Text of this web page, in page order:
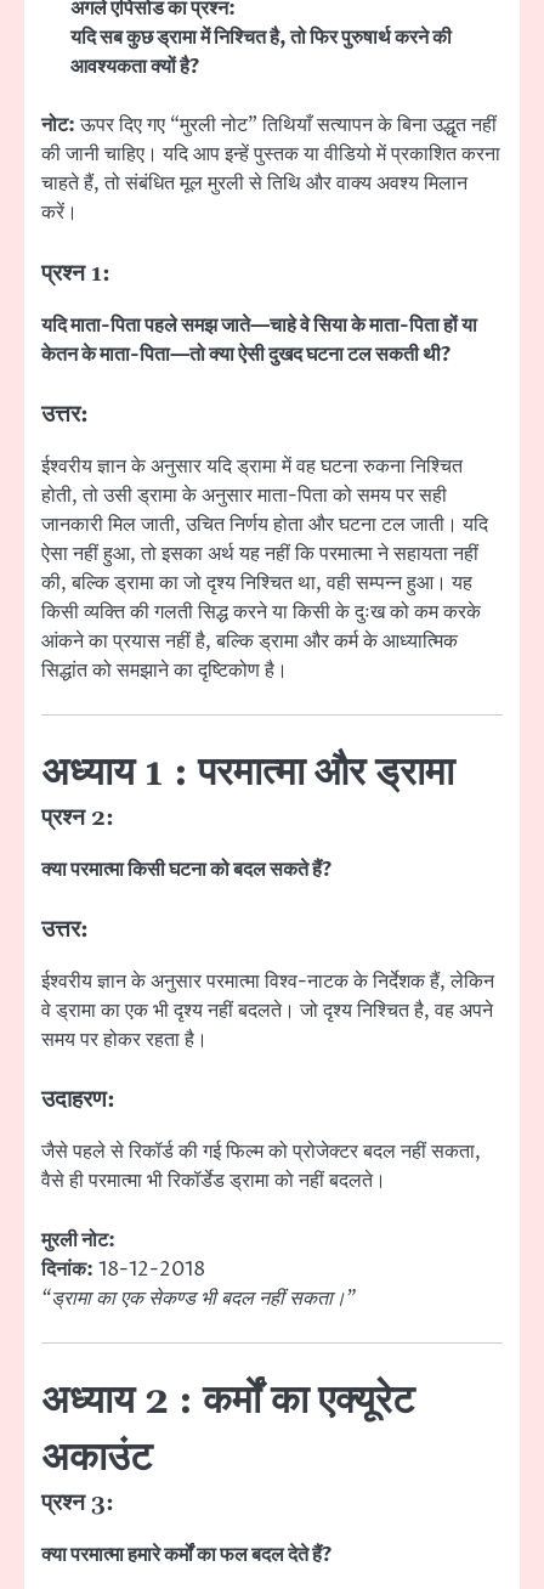
अगले एपिसोड का प्रश्न:
यदि सब कुछ ड्रामा में निश्चित है, तो फिर पुरुषार्थ करने की
आवश्यकता क्यों है?
नोट:ऊपर दिए गए “मुरली नोट” तिथियाँ सत्यापन के बिना उद्धृत नहीं
की जानी चाहिए। यदि आप इन्हें पुस्तक या वीडियो में प्रकाशित करना
चाहते हैं, तो संबंधित मूल मुरली से तिथि और वाक्य अवश्य मिलान
करें।
प्रश्न 1:
यदि माता-पिता पहले समझ जाते—चाहे वे सिया के माता-पिता हों या
केतन के माता-पिता—तो क्या ऐसी दुखद घटना टल सकती थी?
उत्तर:
ईश्वरीय ज्ञान के अनुसार यदि ड्रामा में वह घटना रुकना निश्चित
होती, तो उसी ड्रामा के अनुसार माता-पिता को समय पर सही
जानकारी मिल जाती, उचित निर्णय होता और घटना टल जाती। यदि
ऐसा नहीं हुआ, तो इसका अर्थ यह नहीं कि परमात्मा ने सहायता नहीं
की, बल्कि ड्रामा का जो दृश्य निश्चित था, वही सम्पन्न हुआ। यह
किसी व्यक्ति की गलती सिद्ध करने या किसी के दुःख को कम करके
आंकने का प्रयास नहीं है, बल्कि ड्रामा और कर्म के आध्यात्मिक
सिद्धांत को समझाने का दृष्टिकोण है।
अध्याय 1 : परमात्मा और ड्रामा
प्रश्न 2:
क्या परमात्मा किसी घटना को बदल सकते हैं?
उत्तर:
ईश्वरीय ज्ञान के अनुसार परमात्मा विश्व-नाटक के निर्देशक हैं, लेकिन
वे ड्रामा का एक भी दृश्य नहीं बदलते। जो दृश्य निश्चित है, वह अपने
समय पर होकर रहता है।
उदाहरण:
जैसे पहले से रिकॉर्ड की गई फिल्म को प्रोजेक्टर बदल नहीं सकता,
वैसे ही परमात्मा भी रिकॉर्डेड ड्रामा को नहीं बदलते।
मुरली नोट:
दिनांक: 18-12-2018
“ड्रामा का एक सेकण्ड भी बदल नहीं सकता।”
अध्याय 2 : कर्मों का एक्यूरेट
अकाउंट
प्रश्न 3:
क्या परमात्मा हमारे कर्मों का फल बदल देते हैं?